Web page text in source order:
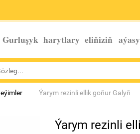
Gurluşyk harytlary eliňiziň
Ýarym rezinli ellik goňur Galyň
Ýarym rezinli